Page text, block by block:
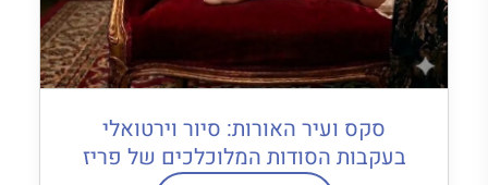
סקס ועיר האורות: סיור וירטואלי
בעקבות הסודות המלוכלכים של פריז